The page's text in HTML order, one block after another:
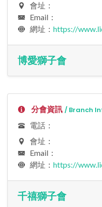
會址：
Email：
網址： https://
博愛獅子會
分會資訊 / Branch
電話：
會址：
Email：
網址： https://
千禧獅子會